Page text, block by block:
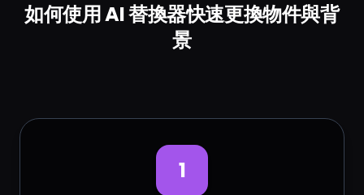
如何使用 AI 替換器快速更換物件與背
景
1